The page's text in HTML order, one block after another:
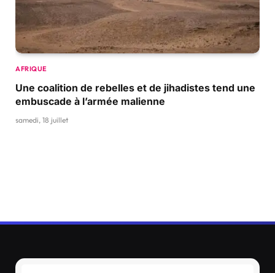
AFRIQUE
Une coalition de rebelles et de jihadistes tend une
embuscade à l’armée malienne
samedi, 18 juillet